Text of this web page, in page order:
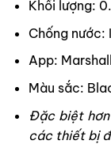
Khối lượng:
Chống nước:
App:
Màu sắc:
Đặc biệt
các thiết bị